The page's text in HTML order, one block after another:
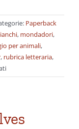
Paperback
, mondadori,
per animali,
, rubrica letteraria,
su
Donne